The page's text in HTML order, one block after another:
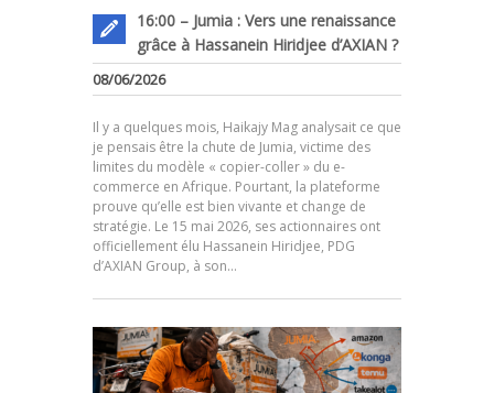
16:00 – Jumia : Vers une renaissance
grâce à Hassanein Hiridjee d’AXIAN ?
08/06/2026
Il y a quelques mois, Haikajy Mag analysait ce que
je pensais être la chute de Jumia, victime des
limites du modèle « copier-coller » du e-
commerce en Afrique. Pourtant, la plateforme
prouve qu’elle est bien vivante et change de
stratégie. Le 15 mai 2026, ses actionnaires ont
officiellement élu Hassanein Hiridjee, PDG
d’AXIAN Group, à son…